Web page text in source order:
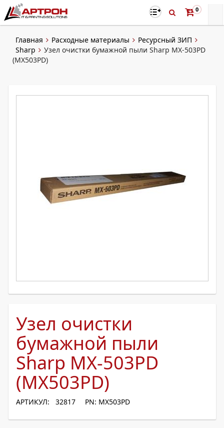
0
Главная Расходные материалы
Ресурсный ЗИП
Sharp
Узел очистки бумажной пыли Sharp MX-503PD
(MX503PD)
Узел очистки
бумажной пыли
Sharp MX-503PD
(MX503PD)
АРТИКУЛ: 32817 PN: MX503PD